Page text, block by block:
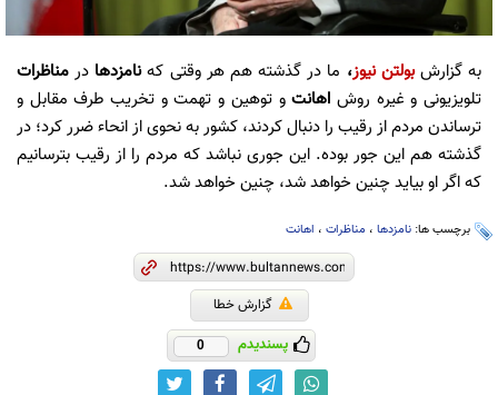
به گزارش بولتن نیوز، ما در گذشته هم هر وقتی کهنامزدها در مناظرات
تلویزیونی و غیره روش اهانتو توهین و تهمت و تخریب طرف مقابل و
ترساندن مردم از رقیب را دنبال کردند، کشور به نحوی از انحاء ضرر کرد؛ در
گذشته هم این جور بوده. این جوری نباشد که مردم را از رقیب بترسانیم
که اگر او بیاید چنین خواهد شد، چنین خواهد شد.
برچسب ها: نامزدها ، مناظرات ، اهانت
گزارش خطا
پسندیدم 0